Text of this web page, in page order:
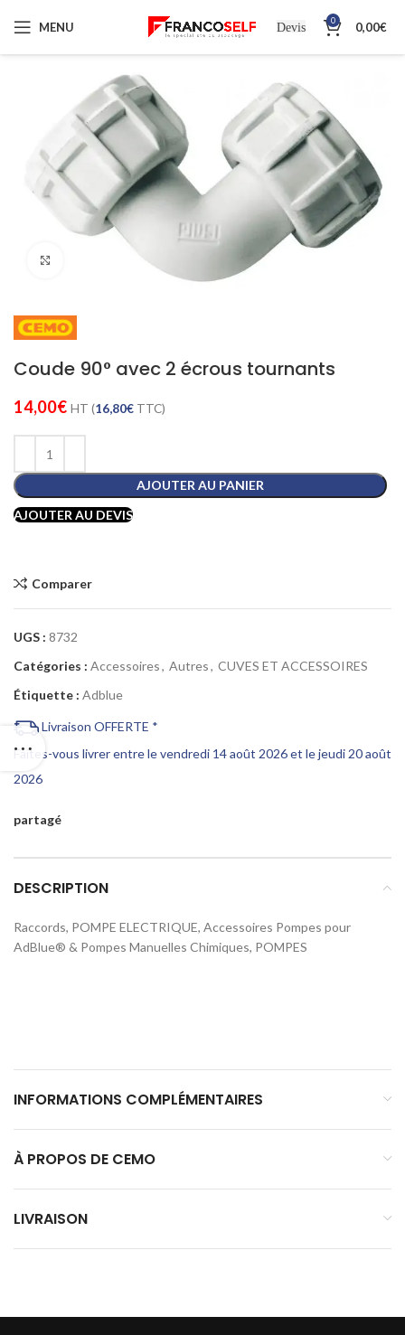
MENU Devis 0 0,00€
Coude 90° avec 2 écrous tournants
14,00€ HT (16,80€ TTC)
AJOUTER AU PANIER
AJOUTER AU DEVIS
Comparer
UGS : 8732
Catégories : Accessoires, Autres, CUVES ET ACCESSOIRES
Étiquette : Adblue
Livraison OFFERTE *
Faites-vous livrer entre le vendredi 14 août 2026 et le jeudi 20 août
2026
partagé
DESCRIPTION
Raccords, POMPE ELECTRIQUE, Accessoires Pompes pour
AdBlue® & Pompes Manuelles Chimiques, POMPES
INFORMATIONS COMPLÉMENTAIRES
À PROPOS DE CEMO
LIVRAISON